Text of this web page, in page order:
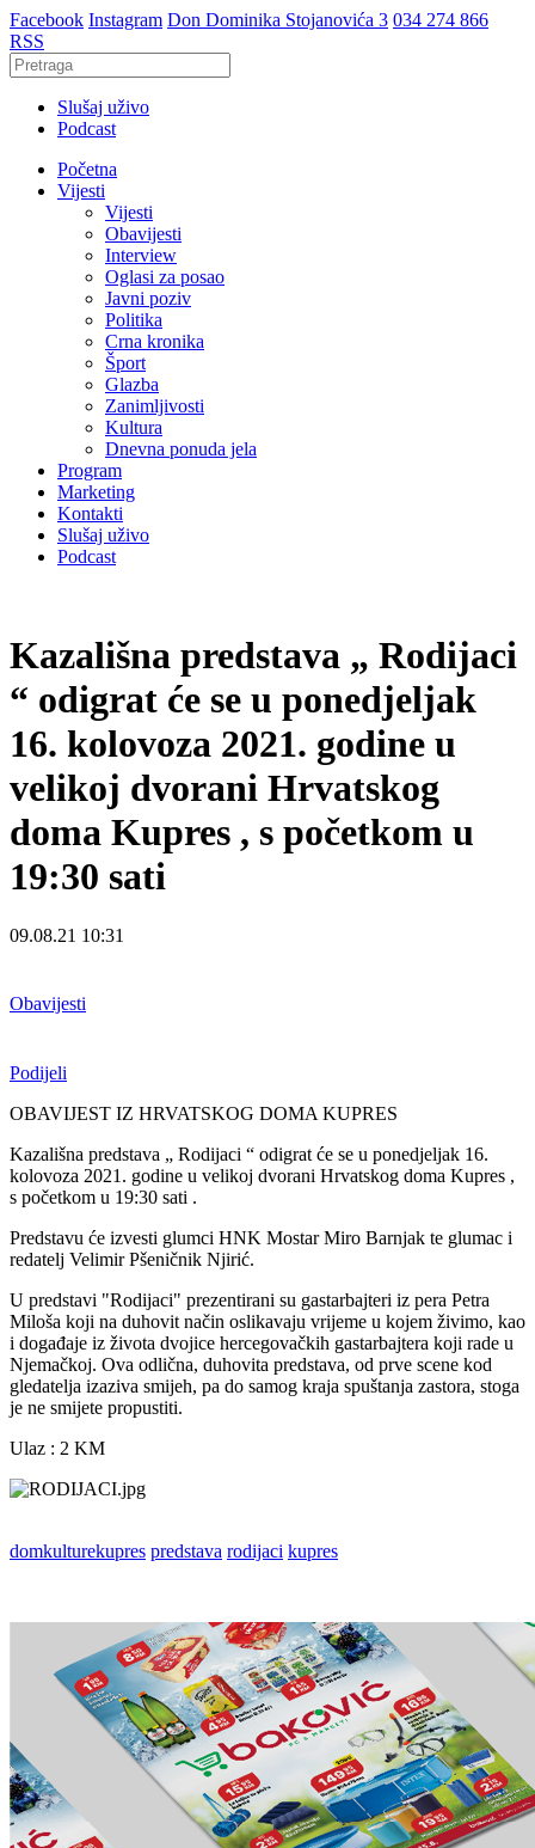
Facebook Instagram Don Dominika Stojanovića 3 034 274 866
RSS
Slušaj uživo
Podcast
Početna
Vijesti
Vijesti
Obavijesti
Interview
Oglasi za posao
Javni poziv
Politika
Crna kronika
Šport
Glazba
Zanimljivosti
Kultura
Dnevna ponuda jela
Program
Marketing
Kontakti
Slušaj uživo
Podcast
Kazališna predstava „ Rodijaci
“ odigrat će se u ponedjeljak
16. kolovoza 2021. godine u
velikoj dvorani Hrvatskog
doma Kupres , s početkom u
19:30 sati
09.08.21 10:31
Obavijesti
Podijeli
OBAVIJEST IZ HRVATSKOG DOMA KUPRES
Kazališna predstava „ Rodijaci “ odigrat će se u ponedjeljak 16.
kolovoza 2021. godine u velikoj dvorani Hrvatskog doma Kupres ,
s početkom u 19:30 sati .
Predstavu će izvesti glumci HNK Mostar Miro Barnjak te glumac i
redatelj Velimir Pšeničnik Njirić.
U predstavi "Rodijaci" prezentirani su gastarbajteri iz pera Petra
Miloša koji na duhovit način oslikavaju vrijeme u kojem živimo, kao
i događaje iz života dvojice hercegovačkih gastarbajtera koji rade u
Njemačkoj. Ova odlična, duhovita predstava, od prve scene kod
gledatelja izaziva smijeh, pa do samog kraja spuštanja zastora, stoga
je ne smijete propustiti.
Ulaz : 2 KM
domkulturekupres predstava rodijaci kupres